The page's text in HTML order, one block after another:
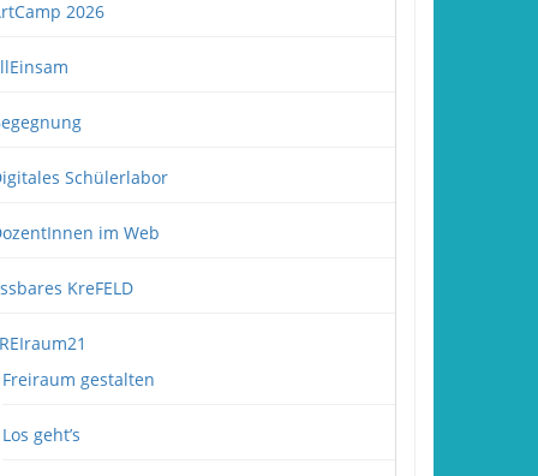
2026
Schülerlabor
im Web
KreFELD
Freiraum gestalten
Los geht’s